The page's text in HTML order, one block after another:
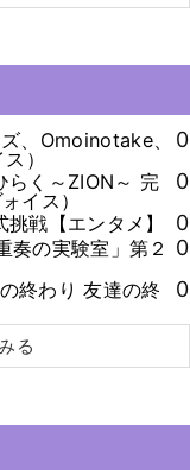
、Omoinotake、
）
0
らく～ZION～ 完
イス）
0
戦【エンタメ】
0
奏の実験室」第２
0
終わり 友達の終
0
る